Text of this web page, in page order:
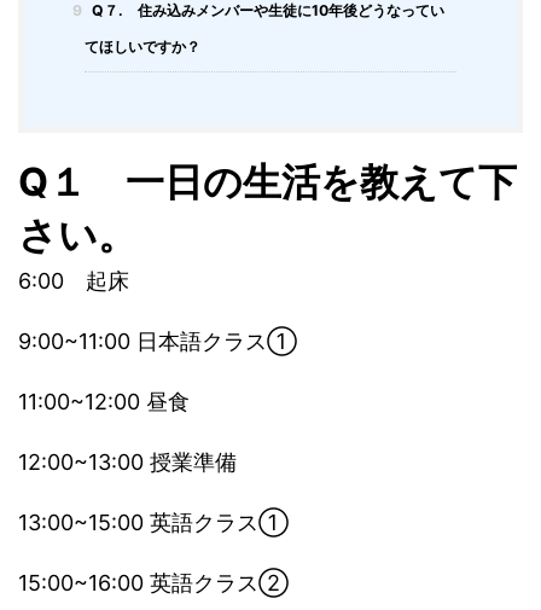
9 Q７. 住み込みメンバーや生徒に10年後どうなってい
てほしいですか？
Q１ 一日の生活を教えて下
さい。
6:00 起床
9:00~11:00 日本語クラス①
11:00~12:00 昼食
12:00~13:00 授業準備
13:00~15:00 英語クラス①
15:00~16:00 英語クラス②